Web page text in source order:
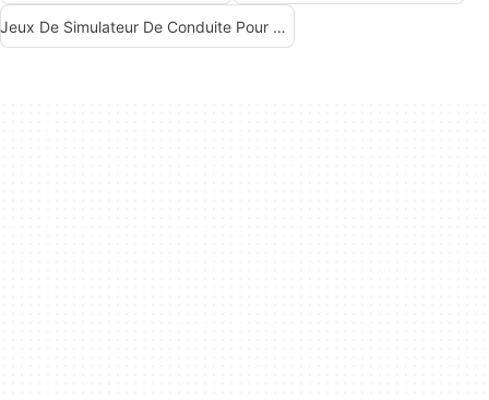
Jeux De Simulateur De Conduite Pour Windows